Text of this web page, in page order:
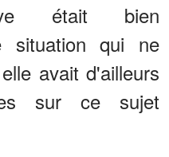
était bien
situation qui ne
avait d'ailleurs
sur ce sujet